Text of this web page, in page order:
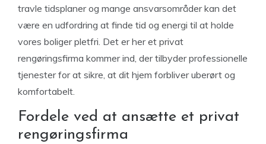
travle tidsplaner og mange ansvarsområder kan det
være en udfordring at finde tid og energi til at holde
vores boliger pletfri. Det er her et privat
rengøringsfirma kommer ind, der tilbyder professionelle
tjenester for at sikre, at dit hjem forbliver uberørt og
komfortabelt.
Fordele ved at ansætte et privat
rengøringsfirma